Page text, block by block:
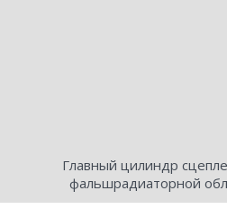
Главный цилиндр
фальшрадиаторной